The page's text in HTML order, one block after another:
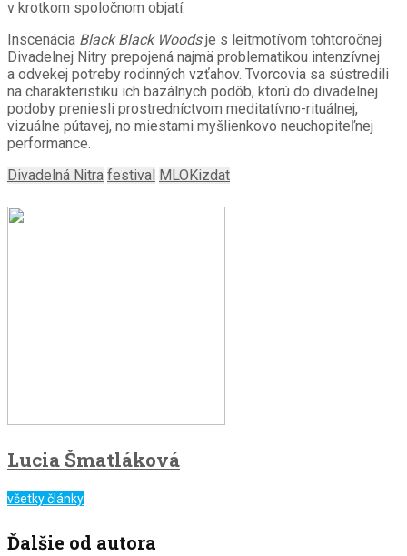
v krotkom spoločnom objatí.
Inscenácia Black Black Woodsje s leitmotívom tohtoročnej
Divadelnej Nitry prepojená najmä problematikou intenzívnej
a odvekej potreby rodinných vzťahov. Tvorcovia sa sústredili
na charakteristiku ich bazálnych podôb, ktorú do divadelnej
podoby preniesli prostredníctvom meditatívno-rituálnej,
vizuálne pútavej, no miestami myšlienkovo neuchopiteľnej
performance.
Divadelná Nitra festival MLOKizdat
Lucia Šmatláková
všetky články
Ďalšie od autora